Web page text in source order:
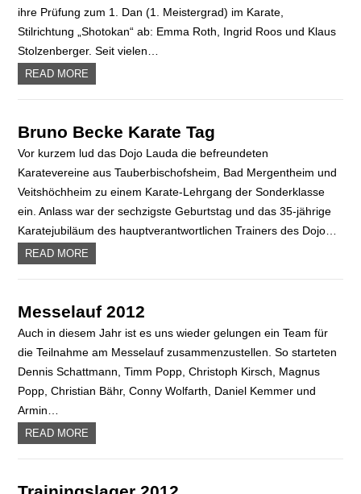
ihre Prüfung zum 1. Dan (1. Meistergrad) im Karate,
Stilrichtung „Shotokan“ ab: Emma Roth, Ingrid Roos und Klaus
Stolzenberger. Seit vielen…
READ MORE
Bruno Becke Karate Tag
Vor kurzem lud das Dojo Lauda die befreundeten
Karatevereine aus Tauberbischofsheim, Bad Mergentheim und
Veitshöchheim zu einem Karate-Lehrgang der Sonderklasse
ein. Anlass war der sechzigste Geburtstag und das 35-jährige
Karatejubiläum des hauptverantwortlichen Trainers des Dojo…
READ MORE
Messelauf 2012
Auch in diesem Jahr ist es uns wieder gelungen ein Team für
die Teilnahme am Messelauf zusammenzustellen. So starteten
Dennis Schattmann, Timm Popp, Christoph Kirsch, Magnus
Popp, Christian Bähr, Conny Wolfarth, Daniel Kemmer und
Armin…
READ MORE